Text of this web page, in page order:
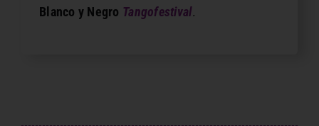
Blanco y Negro Tangofestival.